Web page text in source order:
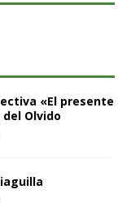
«El presente
Olvido